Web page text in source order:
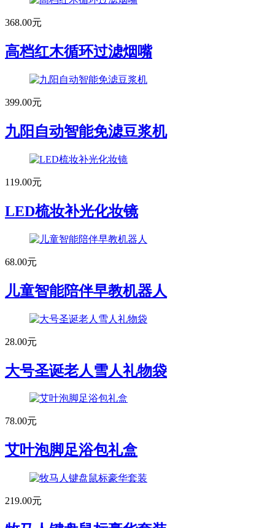
368.00元
高档红木循环过滤烟嘴
399.00元
九阳自动智能免滤豆浆机
119.00元
LED梳妆补光化妆镜
68.00元
儿童智能陪伴早教机器人
28.00元
大号圣诞老人雪人礼物袋
78.00元
艾叶泡脚足浴包礼盒
219.00元